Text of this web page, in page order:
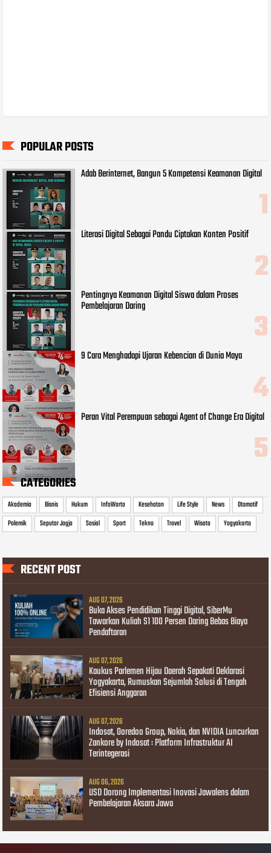
POPULAR POSTS
Adab Berinternet, Bangun 5 Kompetensi Keamanan Digital
Literasi Digital Sebagai Pandu Ciptakan Konten Positif
Pentingnya Keamanan Digital Siswa dalam Proses
Pembelajaran Daring
9 Cara Menghadapi Ujaran Kebencian di Dunia Maya
Peran Vital Perempuan sebagai Agent of Change Era Digital
CATEGORIES
Akademia Bisnis Hukum InfoWarta Kesehatan Life Style News
Otomotif
Polemik
Seputar Jogja Sosial Sport Tekno Travel Wisata Yogyakarta
RECENT POST
AUG 07, 2026
Buka Akses Pendidikan Tinggi Digital, SiberMu
Tawarkan Kuliah S1 100 Persen Daring Bebas Biaya
Pendaftaran
AUG 07, 2026
Kaukus Parlemen Hijau Daerah Sepakati Deklarasi
Yogyakarta, Rumuskan Sejumlah Solusi di Tengah
Efisiensi Anggaran
AUG 07, 2026
Indosat, Ooredoo Group, Nokia, dan NVIDIA Luncurkan
Zankore by Indosat : Platform Infrastruktur AI
Terintegerasi
AUG 06, 2026
USD Dorong Implementasi Inovasi Jawalens dalam
Pembelajaran Aksara Jawa